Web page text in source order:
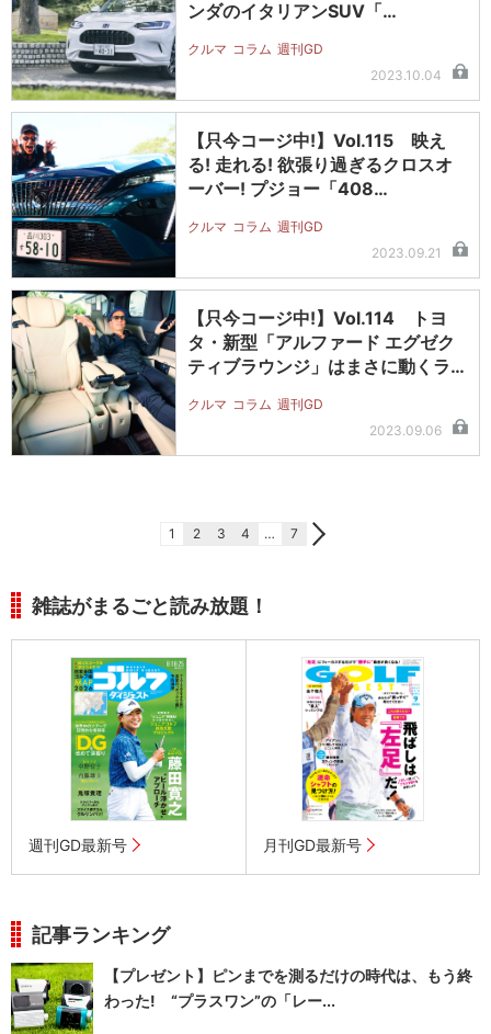
ンダのイタリアンSUV「…
クルマ コラム 週刊GD
2023.10.04
【只今コージ中!】Vol.115 映え
る! 走れる! 欲張り過ぎるクロスオ
ーバー! プジョー「408…
クルマ コラム 週刊GD
2023.09.21
【只今コージ中!】Vol.114 トヨ
タ・新型「アルファード エグゼク
ティブラウンジ」はまさに動くラ…
クルマ コラム 週刊GD
2023.09.06
1 2 3 4 … 7
雑誌がまるごと読み放題！
週刊GD最新号 月刊GD最新号
記事ランキング
【プレゼント】ピンまでを測るだけの時代は、もう終
わった! “プラスワン”の「レー...